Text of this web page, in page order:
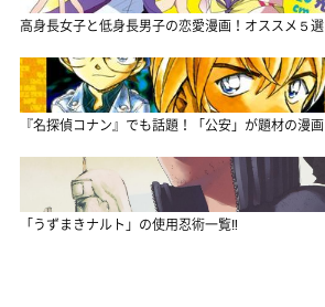
高身長女子と低身長男子の恋愛漫画！オススメ５選
『名探偵コナン』でも話題！「公安」が題材の漫画
「うずまきナルト」の使用忍術一覧‼